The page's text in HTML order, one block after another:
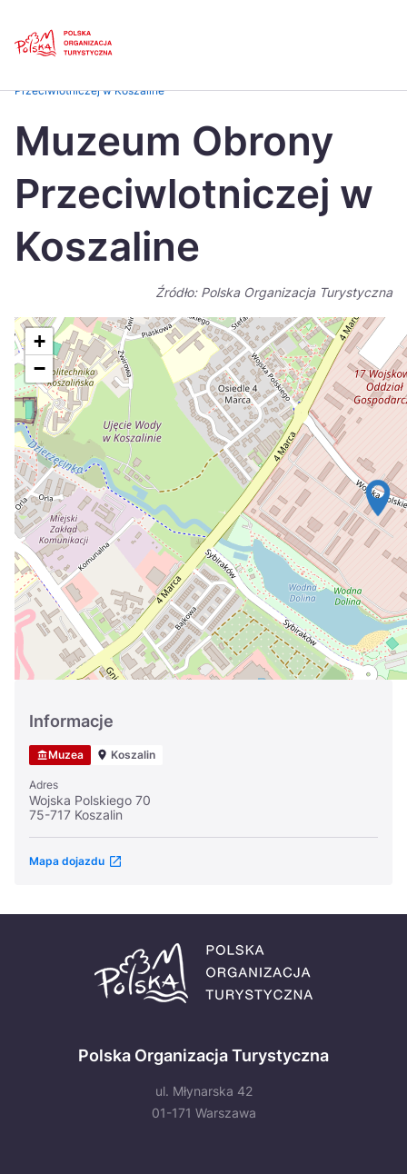
Česká
Dansk
Italiano
日本
Português
Suomi
Україна
Zamknij
Przeciwlotniczej w Koszaline
Muzeum Obrony
Przeciwlotniczej w
Koszaline
Źródło: Polska Organizacja Turystyczna
+
−
Informacje
Muzea Koszalin
Adres
Wojska Polskiego 70
75-717 Koszalin
Mapa dojazdu
Polska Organizacja Turystyczna
ul. Młynarska 42
01-171 Warszawa